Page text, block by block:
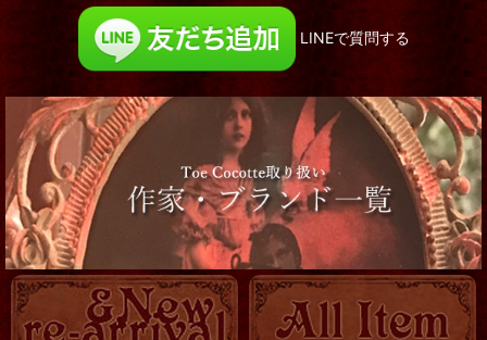
LINEで質問する